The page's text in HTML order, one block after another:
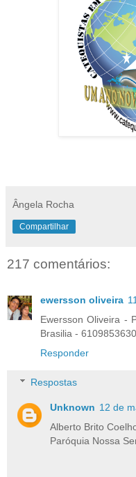
Ângela Rocha
Compartilhar
217 comentários:
ewersson oliveira
Ewersson Oliveira -
Brasilia -
Responder
Respostas
Unknown 12 de
Alberto Brito
Paróquia Nossa